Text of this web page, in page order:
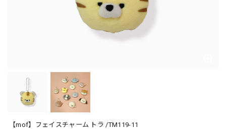
【mof】フェイスチャーム トラ /TM119-11